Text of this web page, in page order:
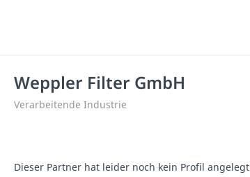
Weppler Filter GmbH
Verarbeitende Industrie
Dieser Partner hat leider noch kein Profil angelegt